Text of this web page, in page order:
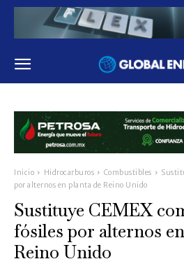
Inicio Hidrocarburos Combustibles
por alternos en planta de Reino Unido
Sustituye CEMEX
fósiles por alternos
Reino Unido